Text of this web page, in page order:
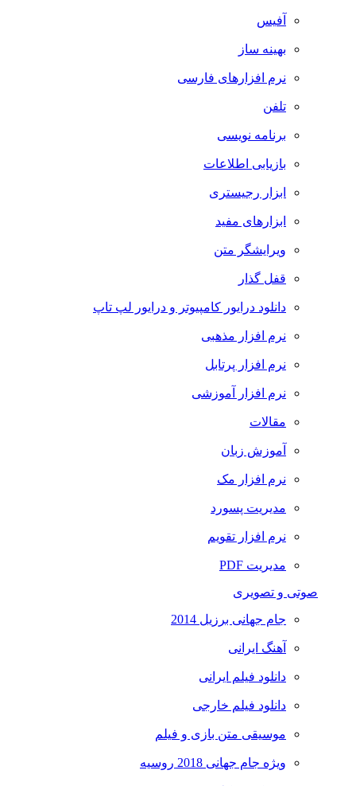
آفیس
بهینه ساز
نرم افزارهای فارسی
تلفن
برنامه نویسی
بازیابی اطلاعات
ابزار رجیستری
ابزارهای مفید
ویرایشگر متن
قفل گذار
دانلود درایور کامپیوتر و درایور لپ تاپ
نرم افزار مذهبی
نرم افزار پرتابل
نرم افزار آموزشی
مقالات
آموزش زبان
نرم افزار مک
مدیریت پسورد
نرم افزار تقویم
مدیریت PDF
صوتی و تصویری
جام جهانی برزیل 2014
آهنگ ایرانی
دانلود فیلم ایرانی
دانلود فیلم خارجی
موسیقی متن بازی و فیلم
ویژه جام جهانی 2018 روسیه